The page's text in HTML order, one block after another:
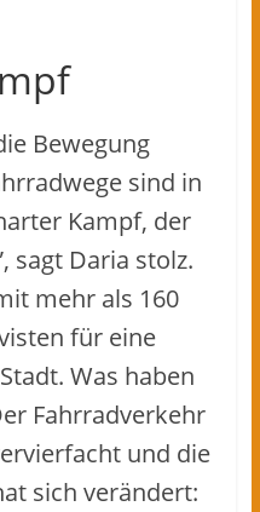
Bewegung
sind in
Kampf, der
sagt Daria stolz.
mehr als 160
für eine
Was haben
Fahrradverkehr
und die
sich verändert: